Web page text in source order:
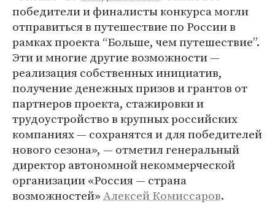
победители и финалисты конкурса могли
отправиться в путешествие по России в
рамках проекта “Больше, чем путешествие”.
Эти и многие другие возможности —
реализация собственных инициатив,
получение денежных призов и грантов от
партнеров проекта, стажировки и
трудоустройство в крупных российских
компаниях — сохранятся и для победителей
нового сезона», — отметил генеральный
директор автономной некоммерческой
организации «Россия — страна
возможностей»Алексей Комиссаров.